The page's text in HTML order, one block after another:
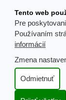
obsahu
Tento web
Pre
Používaním
informácií
Zmena
Odmietnuť